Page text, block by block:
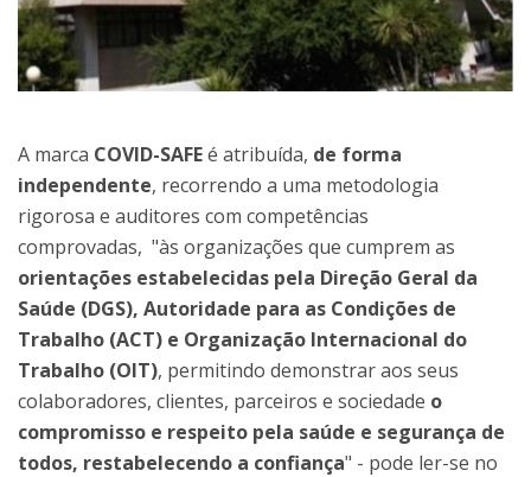
A marca COVID-SAFEé atribuída, de forma
independente, recorrendo a uma metodologia
rigorosa e auditores com competências
comprovadas, "às organizações que cumprem as
orientações estabelecidas pela Direção Geral da
Saúde (DGS), Autoridade para as Condições de
Trabalho (ACT) e Organização Internacional do
Trabalho (OIT), permitindo demonstrar aos seus
colaboradores, clientes, parceiros e sociedade o
compromisso e respeito pela saúde e segurança de
todos, restabelecendo a confiança" - pode ler-se no